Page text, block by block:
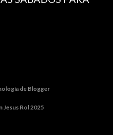
de Blogger
Jesus Rol 2025